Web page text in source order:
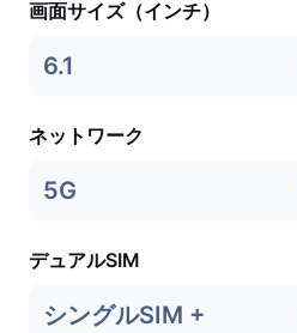
画面サイズ（インチ）
6.1
ネットワーク
5G
デュアルSIM
シングルSIM +